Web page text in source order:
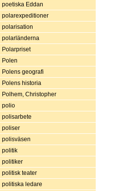
poetiska Eddan
polarexpeditioner
polarisation
polarländerna
Polarpriset
Polen
Polens geografi
Polens historia
Polhem, Christopher
polio
polisarbete
poliser
polisväsen
politik
politiker
politisk teater
politiska ledare